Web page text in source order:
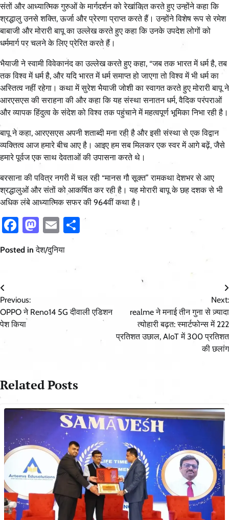
संतों और आध्यात्मिक गुरुओं के मार्गदर्शन को रेखांकित करते हुए उन्होंने कहा कि
श्रद्धालु उनसे शक्ति, ऊर्जा और प्रेरणा प्राप्त करते हैं। उन्होंने विशेष रूप से रमेश
बाबाजी और मोरारी बापू का उल्लेख करते हुए कहा कि उनके उपदेश लोगों को
धर्ममार्ग पर चलने के लिए प्रेरित करते हैं।
भैयाजी ने स्वामी विवेकानंद का उल्लेख करते हुए कहा, “जब तक भारत में धर्म है, तब
तक विश्व में धर्म है, और यदि भारत में धर्म समाप्त हो जाएगा तो विश्व में भी धर्म का
अस्तित्व नहीं रहेगा। कथा में सुरेश भैयाजी जोशी का स्वागत करते हुए मोरारी बापू ने
आरएसएस की सराहना की और कहा कि यह संस्था सनातन धर्म, वैदिक परंपराओं
और व्यापक हिंदुत्व के संदेश को विश्व तक पहुंचाने में महत्वपूर्ण भूमिका निभा रही है।
बापू ने कहा, आरएसएस अपनी शताब्दी मना रही है और इसी संस्था से एक विद्वान
व्यक्तित्व आज हमारे बीच आए है। आइए हम सब मिलकर एक स्वर में आगे बढ़ें, जैसे
हमारे पूर्वज एक साथ देवताओं की उपासना करते थे।
बरसाना की पवित्र नगरी में चल रही “मानस गौ सूक्त” रामकथा देशभर से आए
श्रद्धालुओं और संतों को आकर्षित कर रही है। यह मोरारी बापू के छह दशक से भी
अधिक लंबे आध्यात्मिक सफर की 964वीं कथा है।
Facebook
Mastodon
EmailShare
Posted inदेश/दुनिया
Post
navigation
Previous:
OPPO ने Reno14 5G दीवाली एडिशन
पेश किया
Next:
realme ने मनाई तीन गुना से ज़्यादा
त्योहारी बढ़त: स्मार्टफोन्स में 222
प्रतिशत उछाल, AIoT में 300 प्रतिशत
की छलांग
Related Posts